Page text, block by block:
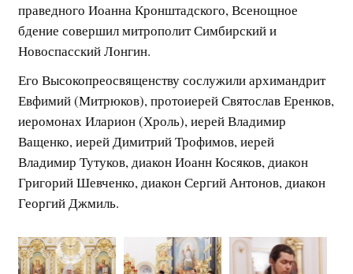
праведного Иоанна Кронштадского, Всенощное
бдение совершил митрополит Симбирский и
Новоспасский Лонгин.
Его Высокопреосвященству сослужили архимандрит
Евфимий (Митрюков), протоиерей Святослав Еренков,
иеромонах Иларион (Хроль), иерей Владимир
Ващенко, иерей Димитрий Трофимов, иерей
Владимир Тутуков, диакон Иоанн Косяков, диакон
Григорий Шевченко, диакон Сергий Антонов, диакон
Георгий Джмиль.